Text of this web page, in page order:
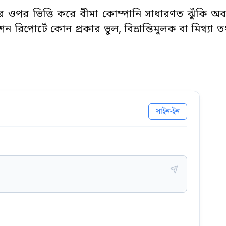
ওপর ভিত্তি করে বীমা কোম্পানি সাধারণত ঝুঁকি
কোন প্রকার ভুল, বিভ্রান্তিমূলক বা মিথ্যা
সাইন-ইন